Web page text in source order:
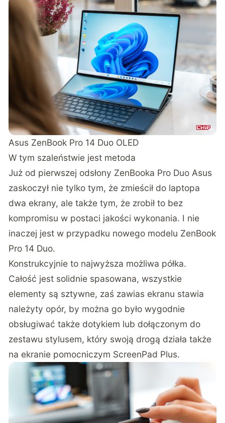
Asus ZenBook Pro 14 Duo OLED
W tym szaleństwie jest metoda
Już od pierwszej odsłony ZenBooka Pro Duo Asus
zaskoczył nie tylko tym, że zmieścił do laptopa
dwa ekrany, ale także tym, że zrobił to bez
kompromisu w postaci jakości wykonania. I nie
inaczej jest w przypadku nowego modelu ZenBook
Pro 14 Duo.
Konstrukcyjnie to najwyższa możliwa półka.
Całość jest solidnie spasowana, wszystkie
elementy są sztywne, zaś zawias ekranu stawia
należyty opór, by można go było wygodnie
obsługiwać także dotykiem lub dołączonym do
zestawu stylusem, który swoją drogą działa także
na ekranie pomocniczym ScreenPad Plus.